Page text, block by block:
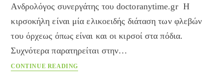
Ανδρολόγος συνεργάτης του doctoranytime.gr Η
κιρσοκήλη είναι μία ελικοειδής διάταση των φλεβών
του όρχεως όπως είναι και οι κιρσοί στα πόδια.
Συχνότερα παρατηρείται στην…
CONTINUE READING